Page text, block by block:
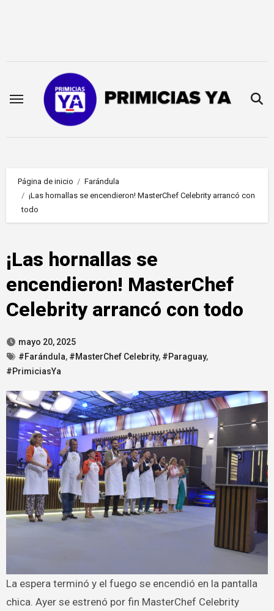
Página de inicio
Farándula
¡Las hornallas se encendieron! MasterChef Celebrity arrancó con
todo
¡Las hornallas se
encendieron! MasterChef
Celebrity arrancó con todo
mayo 20, 2025
#Farándula, #MasterChef Celebrity, #Paraguay,
#PrimiciasYa
La espera terminó y el fuego se encendió en la pantalla
chica. Ayer se estrenó por fin MasterChef Celebrity